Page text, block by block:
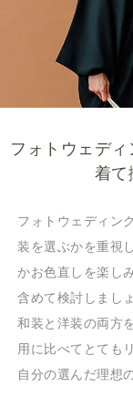
フォトウェデ
着て
フォトウェディン
装を選ぶかを重視
かお色直しを楽し
含めて検討しましょ
和装と洋装の両方
用に比べてとても
自分の選んだ理想